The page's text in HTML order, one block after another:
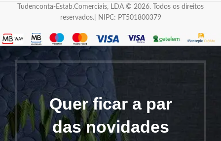
Tudenconta-Estab.Comerciais, LDA © 2026. Todos os direitos
reservados.| NIPC: PT501800379
Quer ficar a par
das novidades